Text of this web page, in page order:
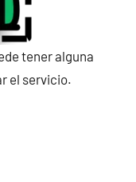
tener alguna
el servicio.